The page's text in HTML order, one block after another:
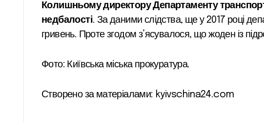
Колишньому директору Департаменту
недбалості. За даними слідства, ще у 2017 році
гривень. Проте згодом з’ясувалося, що жоден із
Фото: Київська міська прокуратура.
Створено за матеріалами: kyivschina24.com